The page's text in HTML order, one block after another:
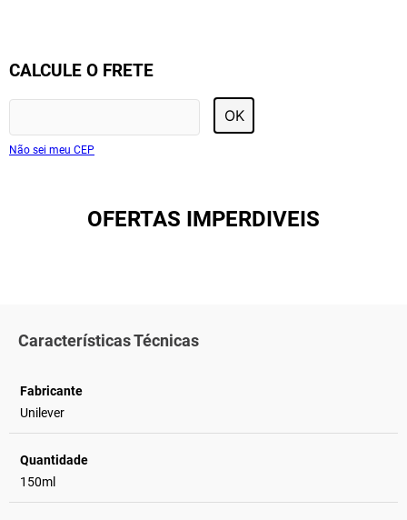
CALCULE O FRETE
OK
Não sei meu CEP
OFERTAS IMPERDIVEIS
Características Técnicas
Fabricante
Unilever
Quantidade
150ml